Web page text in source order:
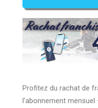
Profitez du rachat de
l’abonnement